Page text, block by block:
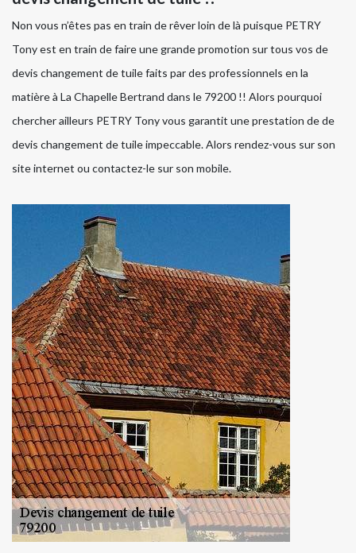
Non vous n’êtes pas en train de rêver loin de là puisque PETRY
Tony est en train de faire une grande promotion sur tous vos de
devis changement de tuile faits par des professionnels en la
matière à La Chapelle Bertrand dans le 79200 !! Alors pourquoi
chercher ailleurs PETRY Tony vous garantit une prestation de de
devis changement de tuile impeccable. Alors rendez-vous sur son
site internet ou contactez-le sur son mobile.